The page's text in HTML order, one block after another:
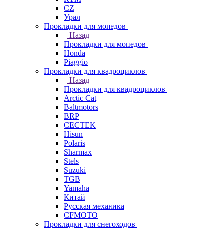
СZ
Урал
Прокладки для мопедов
Назад
Прокладки для мопедов
Honda
Piaggio
Прокладки для квадроциклов
Назад
Прокладки для квадроциклов
Arctic Cat
Baltmotors
BRP
CECTEK
Hisun
Polaris
Sharmax
Stels
Suzuki
TGB
Yamaha
Китай
Русская механика
СFMOTO
Прокладки для снегоходов